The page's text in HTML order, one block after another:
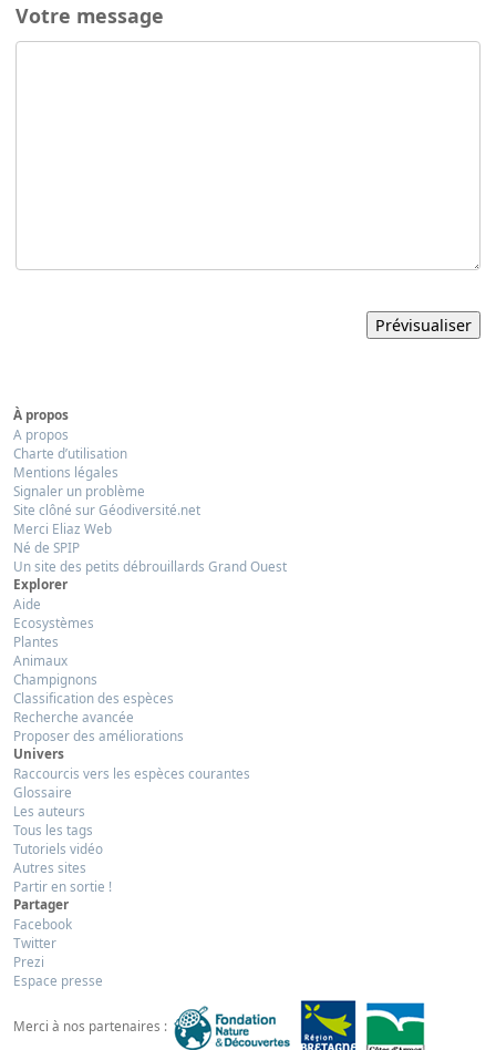
Votre message
À propos
A propos
Charte d’utilisation
Mentions légales
Signaler un problème
Site clôné sur Géodiversité.net
Merci Eliaz Web
Né de SPIP
Un site des petits débrouillards Grand Ouest
Explorer
Aide
Ecosystèmes
Plantes
Animaux
Champignons
Classification des espèces
Recherche avancée
Proposer des améliorations
Univers
Raccourcis vers les espèces courantes
Glossaire
Les auteurs
Tous les tags
Tutoriels vidéo
Autres sites
Partir en sortie !
Partager
Facebook
Twitter
Prezi
Espace presse
Merci à nos partenaires :